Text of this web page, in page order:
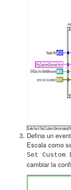
Defina un
Escala como
Set
cambiar la